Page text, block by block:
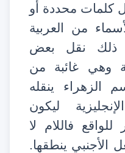
كلمات محددة أو
من العربية
ذلك نقل بعض
وهي غائبة من
الزهراء ينقله
ليكون
للواقع فاللام لا
الأجنبي ينطقها.